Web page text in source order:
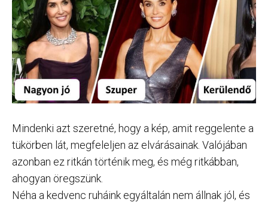
Mindenki azt szeretné, hogy a kép, amit reggelente a
tükörben lát, megfeleljen az elvárásainak. Valójában
azonban ez ritkán történik meg, és még ritkábban,
ahogyan öregszünk.
Néha a kedvenc ruháink egyáltalán nem állnak jól, és